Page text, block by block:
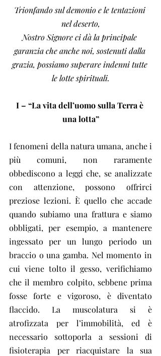
Trionfando sul demonio e le tentazioni
nel deserto,
Nostro Signore ci dà la principale
garanzia che anche noi, sostenuti dalla
grazia, possiamo superare indenni tutte
le lotte spirituali.
I – “La vita dell’uomo sulla Terra è
una lotta”
I fenomeni della natura umana, anche i
più comuni, non raramente
obbediscono a leggi che, se analizzate
con attenzione, possono offrirci
preziose lezioni. È quello che accade
quando subiamo una frattura e siamo
obbligati, per esempio, a mantenere
ingessato per un lungo periodo un
braccio o una gamba. Nel momento in
cui viene tolto il gesso, verifichiamo
che il membro colpito, sebbene prima
fosse forte e vigoroso, è diventato
flaccido. La muscolatura si è
atrofizzata per l’immobilità, ed è
necessario sottoporla a sessioni di
fisioterapia per riacquistare la sua